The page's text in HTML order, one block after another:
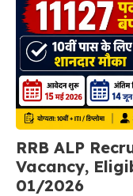
RRB ALP
Vacancy,
01/2026